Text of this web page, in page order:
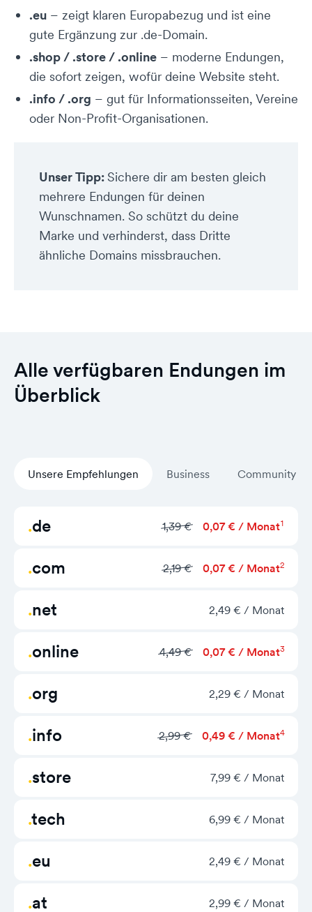
.eu – zeigt klaren Europabezug und ist eine
gute Ergänzung zur .de-Domain.
.shop / .store / .online – moderne Endungen,
die sofort zeigen, wofür deine Website steht.
.info / .org – gut für Informationsseiten, Vereine
oder Non-Profit-Organisationen.
Unser Tipp:Sichere dir am besten gleich
mehrere Endungen für deinen
Wunschnamen. So schützt du deine
Marke und verhinderst, dass Dritte
ähnliche Domains missbrauchen.
Alle verfügbaren Endungen im
Überblick
Unsere Empfehlungen Business Community
de 1,39 € 0,07 € / Monat1
com 2,19 € 0,07 € / Monat2
net 2,49 € / Monat
online 4,49 € 0,07 € / Monat3
org 2,29 € / Monat
info 2,99 € 0,49 € / Monat4
store 7,99 € / Monat
tech 6,99 € / Monat
eu 2,49 € / Monat
at 2,99 € / Monat